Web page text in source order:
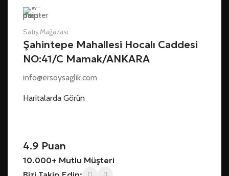
Satış Mağazası
Şahintepe Mahallesi Hocalı Caddesi
NO:41/C Mamak/ANKARA
info@ersoysaglik.com
Haritalarda Görün
4.9 Puan
10.000+ Mutlu Müşteri